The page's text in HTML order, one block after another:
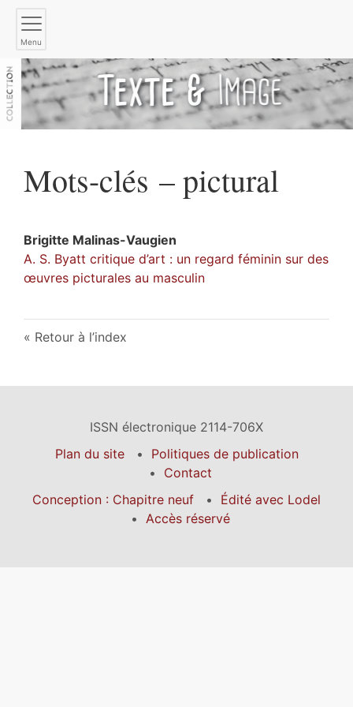
Menu
Mots-clés – pictural
Brigitte Malinas-Vaugien
A. S. Byatt critique d’art : un regard féminin sur des
œuvres picturales au masculin
Retour à l’index
ISSN électronique 2114-706X
Plan du site
Politiques de publication
Contact
Conception : Chapitre neuf
Édité avec Lodel
Accès réservé